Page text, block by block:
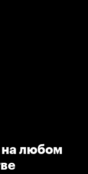
на любом